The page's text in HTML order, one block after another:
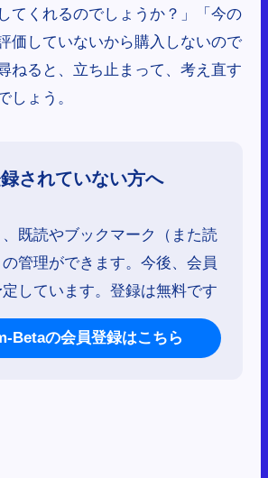
てくれるのでしょうか？」「今の
価していないから購入しないので
ねると、立ち止まって、考え直す
しょう。
されていない方へ
既読やブックマーク（また読
管理ができます。今後、会員
しています。登録は無料です
Betaの会員登録はこちら